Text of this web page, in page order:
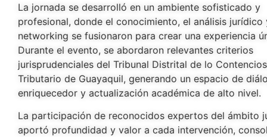
La jornada se desarrolló en un ambiente sofisticado y
profesional, donde el conocimiento, el análisis jurídico
networking se fusionaron para crear una experiencia
Durante el evento, se abordaron relevantes criterios
jurisprudenciales del Tribunal Distrital de lo
Tributario de Guayaquil, generando un espacio de
enriquecedor y actualización académica de alto nivel.
La participación de reconocidos expertos del ámbito
aportó profundidad y valor a cada intervención,